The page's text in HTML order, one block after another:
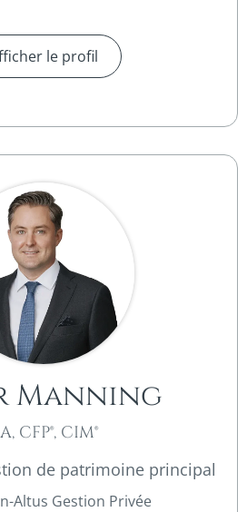
le profil
Manning
CFP®, CIM®
de patrimoine principal
Altus Gestion Privée